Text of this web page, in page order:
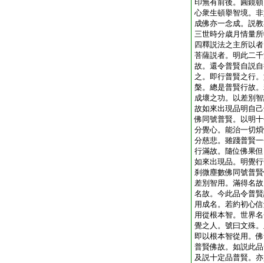
印無有前後。圓鏡
心衆生頓擧智境。
成佛亦一念成。説
三世時分歳月情量
四釋説法之主所以
菩薩説者。明此二
故。還令普賢自説
之。即行普賢之行
槃。總是普賢行故
成壞之功。以差別
故如來出現品明自
佛同號普賢。以明
分覺心。能治一切
分慈悲。雖踐普賢
行滿故。隨位佛果
如來出現品。明覺
刹微塵數佛同號普
差別智用。滿得名
名故。今此品令普
用成名。若約初心
用從根本智。世界
覺之人。號曰文殊
即以根本智從用。
普賢佛故。如説此
及説十定品普賢。